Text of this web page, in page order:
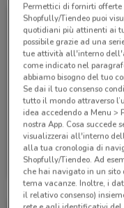
PosteMobile
Scade il 17/08
Permettici di fornirti
Shopfully/Tiendeo puoi
quotidiani più attinenti ai
possibile grazie ad una
tue attività all'interno
come indicato nel
abbiamo bisogno del tuo
Se dai il tuo consenso
tutto il mondo attraverso
idea accedendo a Menu >
nostra App. Cosa succede
visualizzerai all'interno
alla tua cronologia di
Shopfully/Tiendeo. Ad
che hai navigato in un
tema vacanze. Inoltre, i
il relativo consenso)